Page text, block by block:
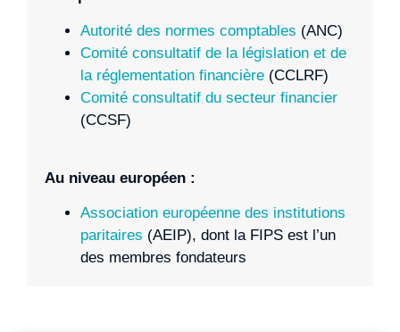
Autorité des normes comptables (ANC)
Comité consultatif de la législation et de
la réglementation financière (CCLRF)
Comité consultatif du secteur financier
(CCSF)
Au niveau européen :
Association européenne des institutions
paritaires (AEIP), dont la FIPS est l’un
des membres fondateurs